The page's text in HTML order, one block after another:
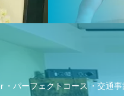
パーフェクトコース 交通事